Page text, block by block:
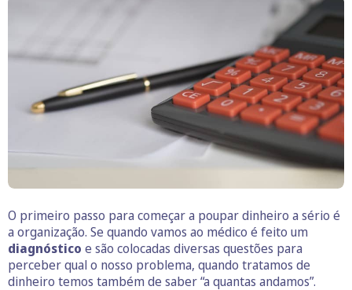
O primeiro passo para começar a poupar dinheiro a sério é
a organização. Se quando vamos ao médico é feito um
diagnóstico e são colocadas diversas questões para
perceber qual o nosso problema, quando tratamos de
dinheiro temos também de saber “a quantas andamos”.